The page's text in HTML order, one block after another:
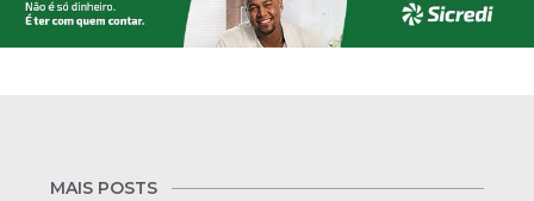
MAIS POSTS